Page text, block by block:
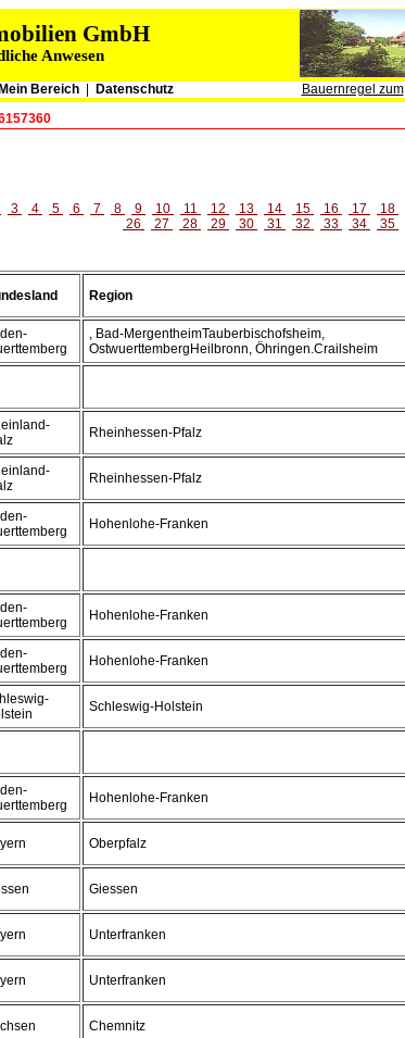
GmbH
Anwesen
Mein Bereich Datenschutz Bauernregel zum
3 4 5 6 7 8 9 10 11 12 13 14 15 16 17 18
26
27 28 29 30 31 32 33 34 35
Region
, Bad-MergentheimTauberbischofsheim,
OstwuerttembergHeilbronn, Öhringen.Crailsheim
Rheinhessen-Pfalz
Rheinhessen-Pfalz
Hohenlohe-Franken
Hohenlohe-Franken
Hohenlohe-Franken
Schleswig-Holstein
Hohenlohe-Franken
Oberpfalz
Giessen
Unterfranken
Unterfranken
Chemnitz